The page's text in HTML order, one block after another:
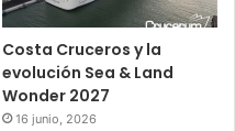
Costa Cruceros y la
evolución Sea & Land
Wonder 2027
16 junio, 2026